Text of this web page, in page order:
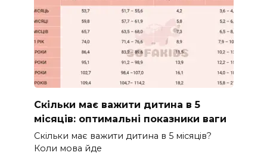
Скільки має важити дитина в 5
місяців: оптимальні показники ваги
Скільки має важити дитина в 5 місяців?
Коли мова йде